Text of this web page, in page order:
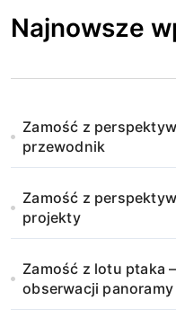
Najnowsze
Zamość z
przewodnik
Zamość z
projekty
Zamość z lotu ptaka
obserwacji panoramy